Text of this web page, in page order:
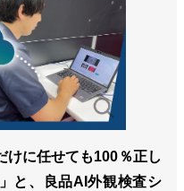
けに任せても100％正し
と、良品AI外観検査シ